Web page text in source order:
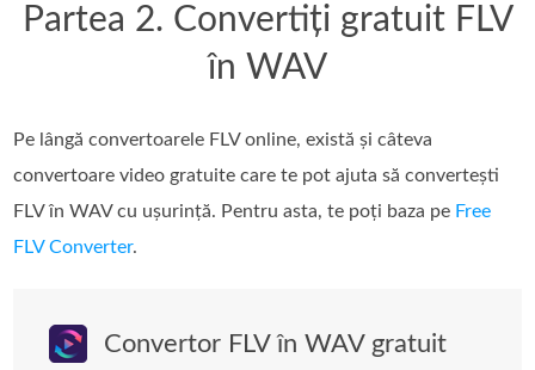
Partea 2. Convertiți gratuit FLV
în WAV
Pe lângă convertoarele FLV online, există și câteva
convertoare video gratuite care te pot ajuta să convertești
FLV în WAV cu ușurință. Pentru asta, te poți baza pe Free
FLV Converter.
Convertor FLV în WAV gratuit